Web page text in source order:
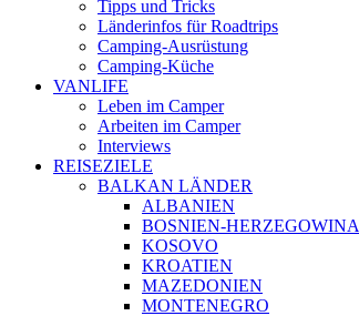
Tipps und Tricks
Länderinfos für Roadtrips
Camping-Ausrüstung
Camping-Küche
VANLIFE
Leben im Camper
Arbeiten im Camper
Interviews
REISEZIELE
BALKAN LÄNDER
ALBANIEN
BOSNIEN-HERZEGOWINA
KOSOVO
KROATIEN
MAZEDONIEN
MONTENEGRO